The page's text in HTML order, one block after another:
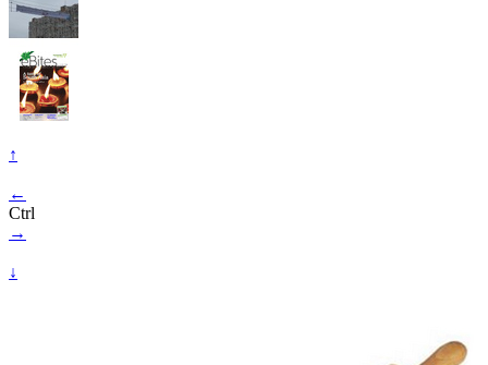
↑
←
Ctrl
→
↓